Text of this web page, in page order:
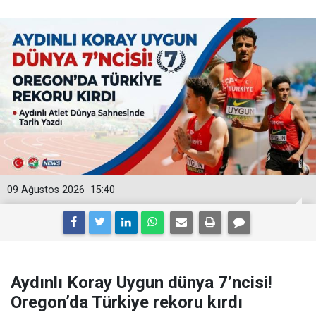
15:40
09 Ağustos 2026
Aydınlı Koray Uygun dünya 7’ncisi!
Oregon’da Türkiye rekoru kırdı